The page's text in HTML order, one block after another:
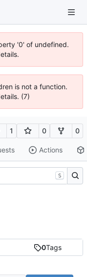
'0' of undefined.
is not a function.
(7)
1 0 0
Actions
0Tags
S